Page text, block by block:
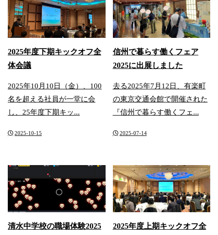
2025年度下期キックオフ全
体会議
2025年10月10日（金）、100
名を超える社員が一堂に会
し、25年度下期キッ...
2025-10-15
信州で暮らす働くフェア
2025に出展しました
去る2025年7月12日、有楽町
の東京交通会館で開催された
『信州で暮らす働くフェ...
2025-07-14
清水中学校の職場体験2025
2025年度上期キックオフ全